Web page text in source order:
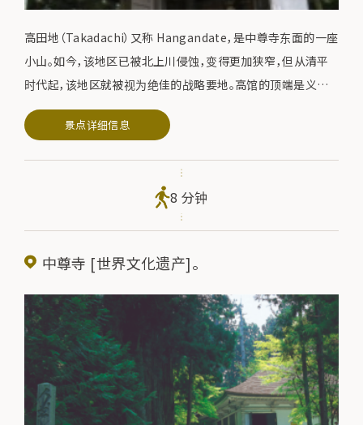
高田地（Takadachi）又称 Hangandate，是中尊寺东面的一座
小山。如今，该地区已被北上川侵蚀，变得更加狭窄，但从清平
时代起，该地区就被视为绝佳的战略要地。高馆的顶端是义经
堂，由仙台藩主伊达纲村建于 1683 年，堂内供奉着义经的雕
像。从北上川对岸树木环绕的小山上眺望远处的高馆，可以看
景点详细信息
8 分钟
中尊寺 [世界文化遗产]。